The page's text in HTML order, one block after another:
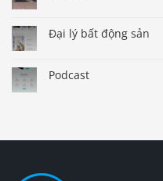
Đại lý bất động sản
Podcast